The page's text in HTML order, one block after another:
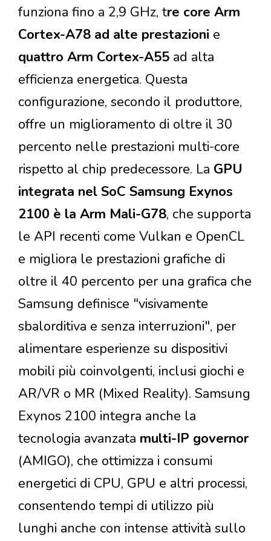
funziona fino a 2,9 GHz, tre core Arm
Cortex-A78 ad alte prestazioni e
quattro Arm Cortex-A55 ad alta
efficienza energetica. Questa
configurazione, secondo il produttore,
offre un miglioramento di oltre il 30
percento nelle prestazioni multi-core
rispetto al chip predecessore. La GPU
integrata nel SoC Samsung Exynos
2100 è la Arm Mali-G78, che supporta
le API recenti come Vulkan e OpenCL
e migliora le prestazioni grafiche di
oltre il 40 percento per una grafica che
Samsung definisce "visivamente
sbalorditiva e senza interruzioni", per
alimentare esperienze su dispositivi
mobili più coinvolgenti, inclusi giochi e
AR/VR o MR (Mixed Reality). Samsung
Exynos 2100 integra anche la
tecnologia avanzata multi-IP governor
(AMIGO), che ottimizza i consumi
energetici di CPU, GPU e altri processi,
consentendo tempi di utilizzo più
lunghi anche con intense attività sullo